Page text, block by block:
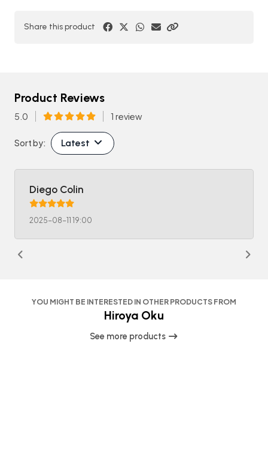
Share this product
Product Reviews
5.0 1 review
Sort by: Latest
Diego Colin
2025-08-11 19:00
YOU MIGHT BE INTERESTED IN OTHER PRODUCTS FROM
Hiroya Oku
See more products